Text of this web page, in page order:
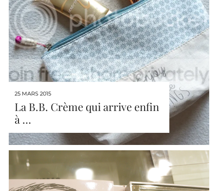
25 MARS 2015
La B.B. Crème qui arrive enfin
à …